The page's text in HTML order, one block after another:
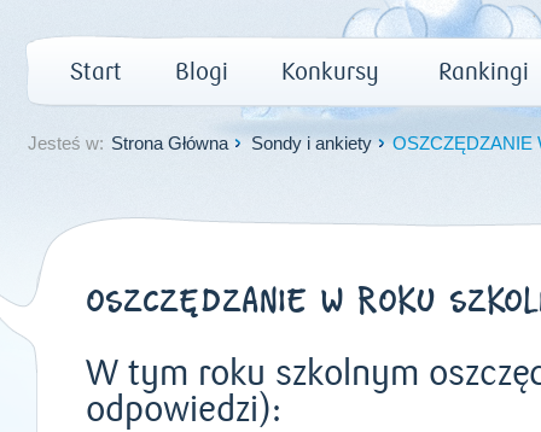
Start Blogi Konkursy Rankingi
Jesteś w: Strona Główna Sondy i ankiety OSZCZĘDZANIE
OSZCZĘDZANIE W ROKU
W tym roku szkolnym
odpowiedzi):